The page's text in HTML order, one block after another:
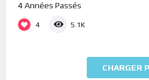
4 Années Passés
4 5.1K
CHARGER